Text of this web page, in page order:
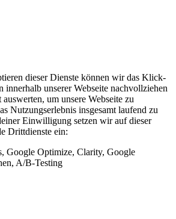
dieser Dienste können wir das Klick-
innerhalb unserer Webseite nachvollziehen
um unsere Webseite zu
Nutzungserlebnis insgesamt laufend zu
Einwilligung setzen wir auf dieser
Drittdienste ein:
Google Optimize, Clarity, Google
A/B-Testing